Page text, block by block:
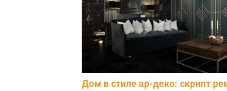
Дом в стиле ар-деко: скрипт